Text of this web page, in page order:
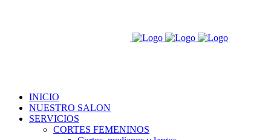
INICIO
NUESTRO SALON
SERVICIOS
CORTES FEMENINOS